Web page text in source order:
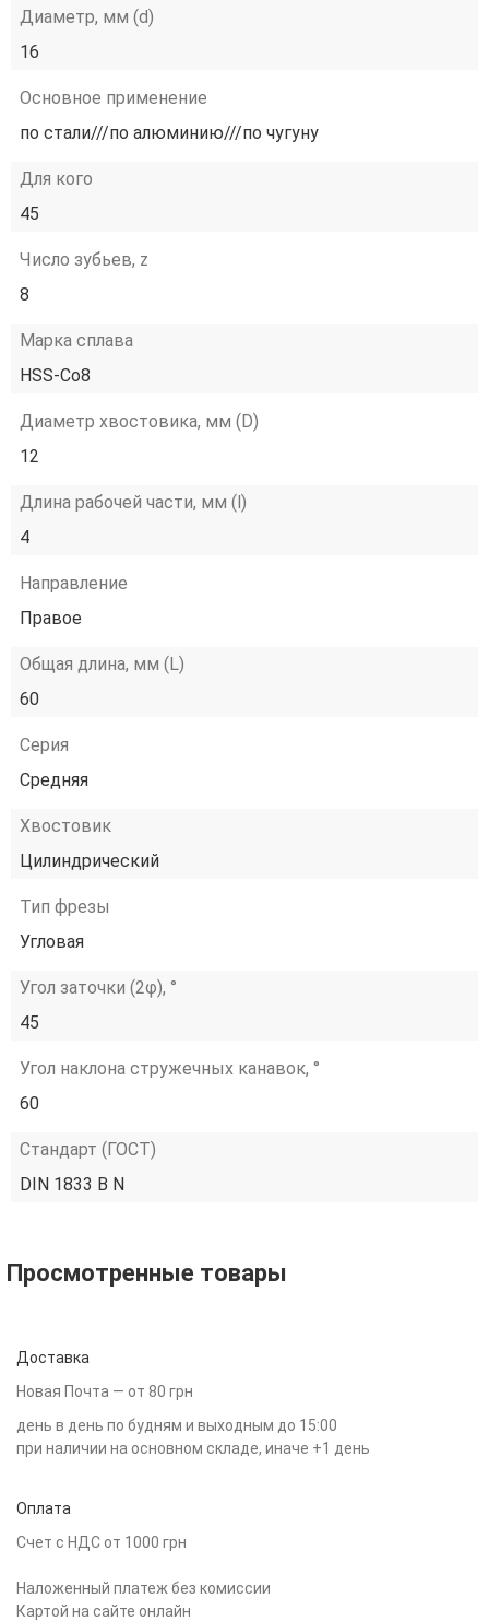
Диаметр, мм (d)
16
Основное применение
по стали///по алюминию///по чугуну
Для кого
45
Число зубьев, z
8
Марка сплава
HSS-Co8
Диаметр хвостовика, мм (D)
12
Длина рабочей части, мм (l)
4
Направление
Правое
Общая длина, мм (L)
60
Серия
Средняя
Хвостовик
Цилиндрический
Тип фрезы
Угловая
Угол заточки (2φ), °
45
Угол наклона стружечных канавок, °
60
Стандарт (ГОСТ)
DIN 1833 B N
Просмотренные товары
Доставка
Новая Почта — от 80 грн
день в день по будням и выходным до 15:00
при наличии на основном складе, иначе +1 день
Оплата
Счет с НДС от 1000 грн
Наложенный платеж без комиссии
Картой на сайте онлайн